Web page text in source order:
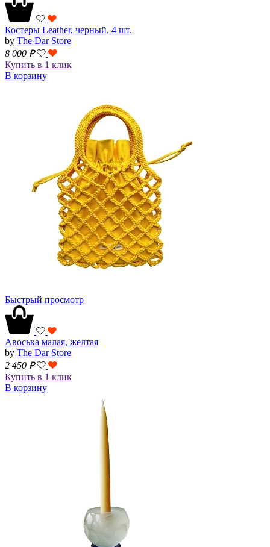
Костеры Leather, черный, 4 шт.
by The Dar Store
8 000 ₽
Купить в 1 клик
В корзину
Быстрый просмотр
Авоська малая, желтая
by The Dar Store
2 450 ₽
Купить в 1 клик
В корзину